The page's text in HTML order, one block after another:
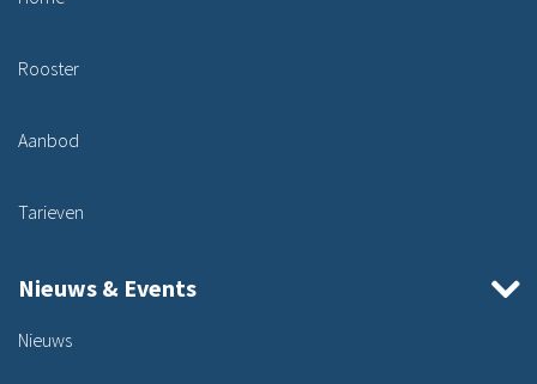
Rooster
Aanbod
Tarieven
Nieuws & Events
Nieuws